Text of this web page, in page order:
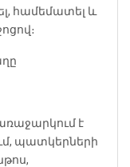
համեմատել և
է
պատկերների